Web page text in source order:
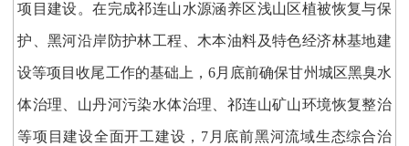
项目建设。在完成祁连山水源涵养区浅山区植被恢复与保
护、黑河沿岸防护林工程、木本油料及特色经济林基地建
设等项目收尾工作的基础上，6月底前确保甘州城区黑臭水
体治理、山丹河污染水体治理、祁连山矿山环境恢复整治
等项目建设全面开工建设，7月底前黑河流域生态综合治